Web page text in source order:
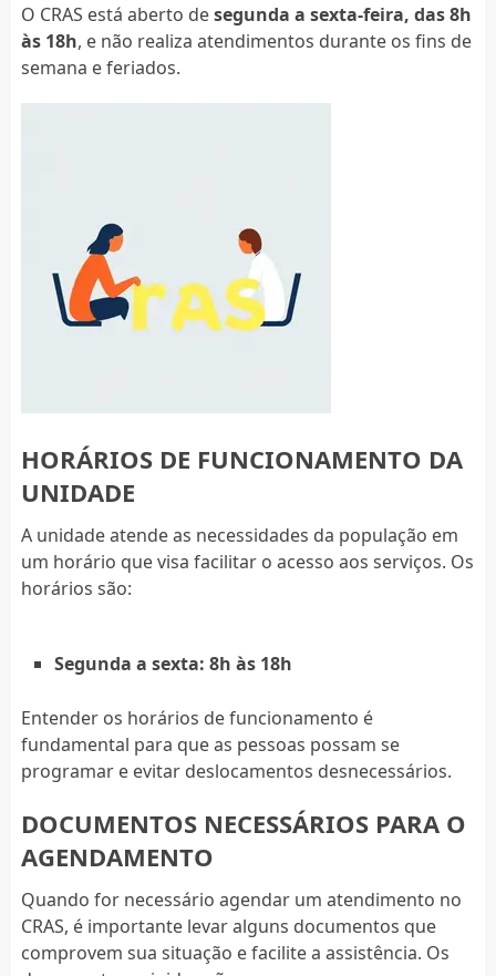
O CRAS está aberto desegunda a sexta-feira, das 8h
às 18h, e não realiza atendimentos durante os fins de
semana e feriados.
HORÁRIOS DE FUNCIONAMENTO DA
UNIDADE
A unidade atende as necessidades da população em
um horário que visa facilitar o acesso aos serviços. Os
horários são:
Segunda a sexta: 8h às 18h
Entender os horários de funcionamento é
fundamental para que as pessoas possam se
programar e evitar deslocamentos desnecessários.
DOCUMENTOS NECESSÁRIOS PARA O
AGENDAMENTO
Quando for necessário agendar um atendimento no
CRAS, é importante levar alguns documentos que
comprovem sua situação e facilite a assistência. Os